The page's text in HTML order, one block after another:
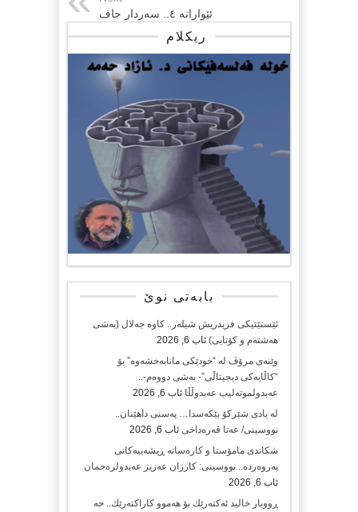
ئێوارانە ٤.. سەردار جاف
ریکلام
بابەتی نوێ
ئێستێتیکی فریدریش شیلەر.. کاوە جەلال (بەشی
هەشتەم و کۆتایی) ئاب 6, 2026
وێنەی مرۆڤ لە “خودێکی مانابەخشەوە” بۆ
“کاڵایەکی دیجیتاڵی”- بەشی دووەم-..
عەبدولموتەلیب عەبدوڵڵا ئاب 6, 2026
لە یادی شێرکۆ بێکەسدا… پەسنی داهێنان..
نووسینی/ عەتا قەرەداخی ئاب 6, 2026
شکاندی مامۆستا و کارەساتە ڕیشەییەکانی
پەروەردە.. نووسینی: کارزان عەزیز عەبدولرەحمان
ئاب 6, 2026
ڕووبار خالید ئەكتەرێك بۆ هەموو كاراكتەرێك.. حه